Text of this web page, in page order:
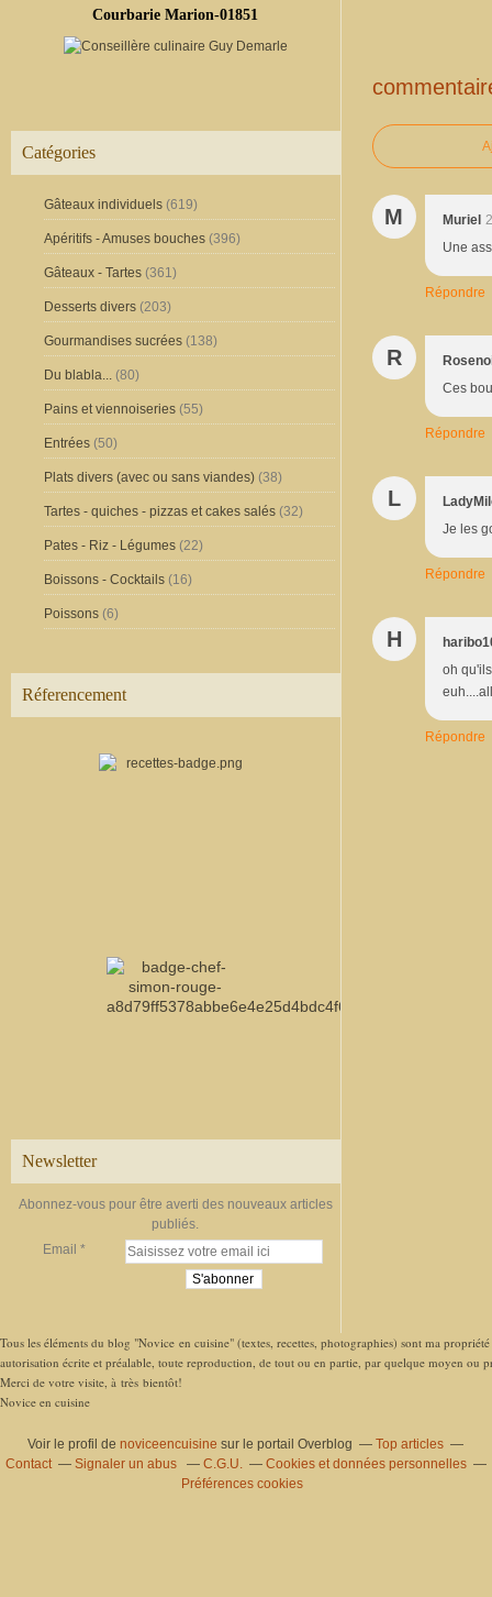
Courbarie Marion-01851
Catégories
Gâteaux individuels (619)
Apéritifs - Amuses bouches (396)
Gâteaux - Tartes (361)
Desserts divers (203)
Gourmandises sucrées (138)
Du blabla... (80)
Pains et viennoiseries (55)
Entrées (50)
Plats divers (avec ou sans viandes) (38)
Tartes - quiches - pizzas et cakes salés (32)
Pates - Riz - Légumes (22)
Boissons - Cocktails (16)
Poissons (6)
Réferencement
Newsletter
Abonnez-vous pour être averti des nouveaux articles
publiés.
Email
M Muriel
Une
Répondre
R
Ces
Répondre
L
Je les
Répondre
H
oh
Répondre
Tous les éléments du blog "Novice en cuisine" (textes, recettes, photographies) sont ma
autorisation écrite et préalable, toute reproduction, de tout ou en partie, par quelque moyen ou
Merci de votre visite, à très bientôt!
Novice en cuisine
Voir le profil denoviceencuisine sur le portail Overblog
Top articles
Contact
Signaler un abus C.G.U.
Cookies et données personnelles
Préférences cookies